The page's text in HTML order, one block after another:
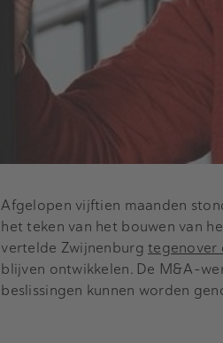
Afgelopen vijftien maanden
het teken van het bouwen van
vertelde Zwijnenburgtegenover
blijven ontwikkelen. De M&A-
beslissingen kunnen worden